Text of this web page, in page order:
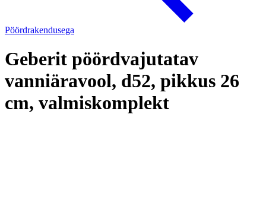
Pöördrakendusega
Geberit pöördvajutatav
vanniäravool, d52, pikkus 26
cm, valmiskomplekt